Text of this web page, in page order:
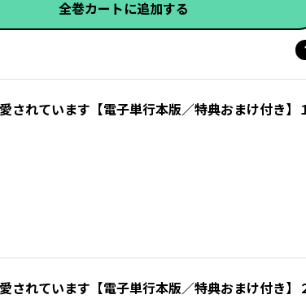
全巻カートに追加する
されています【電子単行本版／特典おまけ付き】
されています【電子単行本版／特典おまけ付き】